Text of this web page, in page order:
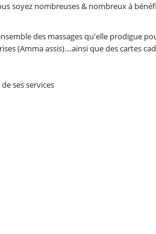
soyez nombreuses & nombreux à
des massages qu'elle prodigue
(Amma assis)....ainsi que des cartes
ses services